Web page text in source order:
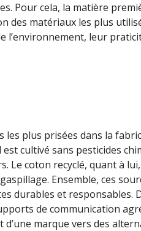
Pour cela, la matière
des matériaux les plus
l’environnement, leur
les plus prisées dans la
cultivé sans pesticides
Le coton recyclé, quant à
Ensemble, ces
durables et responsables.
de communication
marque vers des